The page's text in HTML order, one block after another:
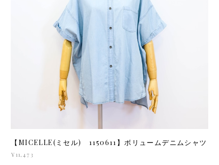
【MICELLE(ミセル) 1150611】ボリュームデニムシャツ
¥11,473